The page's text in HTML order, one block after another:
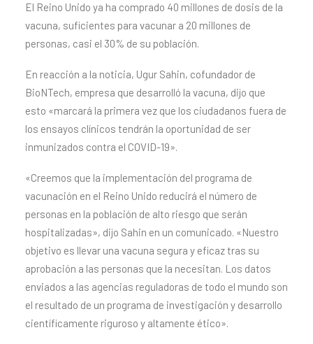
El Reino Unido ya ha comprado 40 millones de dosis de la
vacuna, suficientes para vacunar a 20 millones de
personas, casi el 30% de su población.
En reacción a la noticia, Ugur Sahin, cofundador de
BioNTech, empresa que desarrolló la vacuna, dijo que
esto «marcará la primera vez que los ciudadanos fuera de
los ensayos clínicos tendrán la oportunidad de ser
inmunizados contra el COVID-19».
«Creemos que la implementación del programa de
vacunación en el Reino Unido reducirá el número de
personas en la población de alto riesgo que serán
hospitalizadas», dijo Sahin en un comunicado. «Nuestro
objetivo es llevar una vacuna segura y eficaz tras su
aprobación a las personas que la necesitan. Los datos
enviados a las agencias reguladoras de todo el mundo son
el resultado de un programa de investigación y desarrollo
científicamente riguroso y altamente ético».